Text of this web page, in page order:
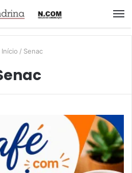
/ Senac